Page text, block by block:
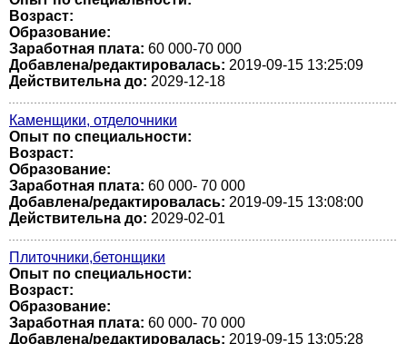
Возраст:
Образование:
Заработная плата: 60 000-70 000
Добавлена/редактировалась: 2019-09-15 13:25:09
Действительна до: 2029-12-18
Каменщики, отделочники
Опыт по специальности:
Возраст:
Образование:
Заработная плата: 60 000- 70 000
Добавлена/редактировалась: 2019-09-15 13:08:00
Действительна до: 2029-02-01
Плиточники,бетонщики
Опыт по специальности:
Возраст:
Образование:
Заработная плата: 60 000- 70 000
Добавлена/редактировалась: 2019-09-15 13:05:28